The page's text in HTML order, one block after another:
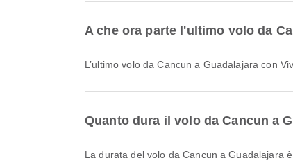
A che ora parte l'ultimo volo da
L’ultimo volo da Cancun a Guadalajara con
Quanto dura il volo da Cancun a
La durata del volo da Cancun a Guadalajara